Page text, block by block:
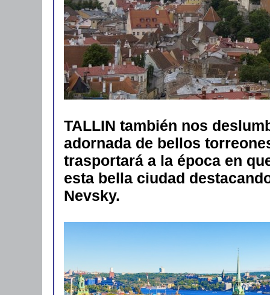
TALLIN también nos
adornada de bellos
trasportará a la época en
esta bella ciudad
Nevsky.